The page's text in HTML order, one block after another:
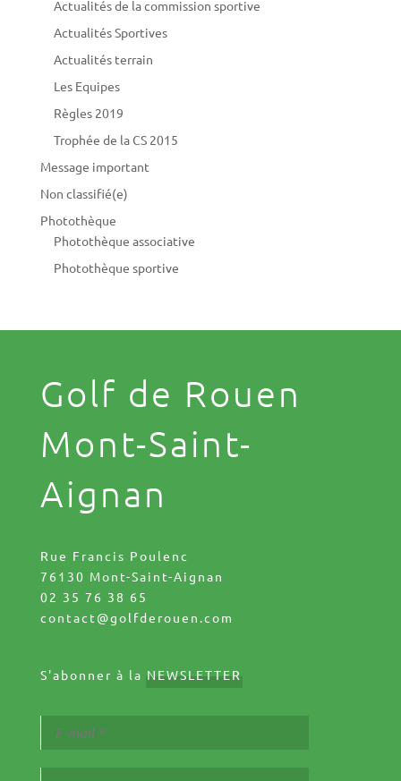
Actualités de la commission sportive
Actualités Sportives
Actualités terrain
Les Equipes
Règles 2019
Trophée de la CS 2015
Message important
Non classifié(e)
Photothèque
Photothèque associative
Photothèque sportive
Golf de Rouen
Mont-Saint-
Aignan
Rue Francis Poulenc
76130 Mont-Saint-Aignan
02 35 76 38 65
contact@golfderouen.com
S'abonner à la NEWSLETTER